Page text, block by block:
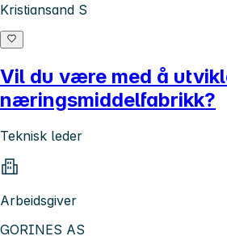
Kristiansand S
Vil du være med å
næringsmiddelfabrikk?
Teknisk leder
Arbeidsgiver
GORINES AS